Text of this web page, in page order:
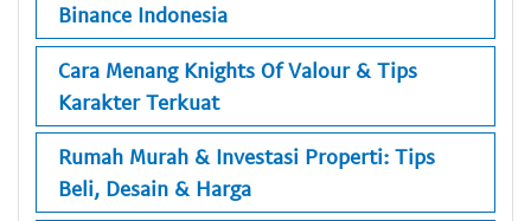
Binance Indonesia
Cara Menang Knights Of Valour & Tips
Karakter Terkuat
Rumah Murah & Investasi Properti: Tips
Beli, Desain & Harga